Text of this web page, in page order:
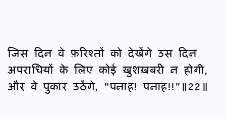
जिस दिन वे फ़रिश्तों को देखेंगे उस दिन
अपराधियों के लिए कोई ख़ुशख़बरी न होगी,
और वे पुकार उठेंगे, "पनाह! पनाह!!"॥22॥